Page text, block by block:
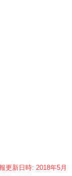
更新日時: 2018年5月